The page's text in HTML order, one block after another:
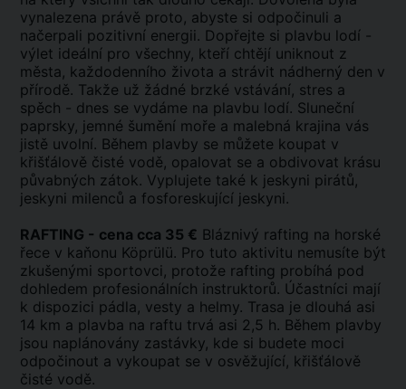
vynalezena právě proto, abyste si odpočinuli a
načerpali pozitivní energii. Dopřejte si plavbu lodí -
výlet ideální pro všechny, kteří chtějí uniknout z
města, každodenního života a strávit nádherný den v
přírodě. Takže už žádné brzké vstávání, stres a
spěch - dnes se vydáme na plavbu lodí. Sluneční
paprsky, jemné šumění moře a malebná krajina vás
jistě uvolní. Během plavby se můžete koupat v
křišťálově čisté vodě, opalovat se a obdivovat krásu
půvabných zátok. Vyplujete také k jeskyni pirátů,
jeskyni milenců a fosforeskující jeskyni.
RAFTING - cena cca 35 € Bláznivý rafting na horské
řece v kaňonu Köprülü. Pro tuto aktivitu nemusíte být
zkušenými sportovci, protože rafting probíhá pod
dohledem profesionálních instruktorů. Účastníci mají
k dispozici pádla, vesty a helmy. Trasa je dlouhá asi
14 km a plavba na raftu trvá asi 2,5 h. Během plavby
jsou naplánovány zastávky, kde si budete moci
odpočinout a vykoupat se v osvěžující, křišťálově
čisté vodě.